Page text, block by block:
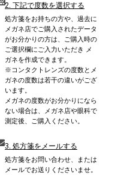
2. 下記で度数を選択する
処方箋をお持ちの方や、過去に
メガネ店でご購入されたデータ
がお分かりの方は、ご購入時の
ご選択欄にご入力いただき メ
ガネを作成できます。
※コンタクトレンズの度数とメ
ガネの度数は若干の違いがござ
います。
メガネの度数がお分かりになら
ない場合は、メガネ店や眼科で
測定後、ご購入ください。
3. 処方箋をメールする
処方箋をお問い合わせ、または
メールでお送りくださいませ。